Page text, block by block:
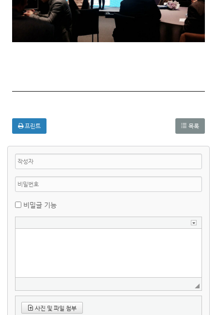
프린트 목록
비밀글 기능
사진 및 파일 첨부